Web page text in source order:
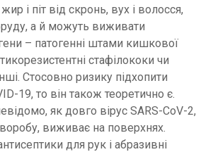
і піт від скронь, вух і волосся,
а й можуть виживати
– патогенні штами кишкової
стафілококи чи
Стосовно ризику підхопити
19, то він також теоретично є.
як довго вірус SARS-CoV-2,
виживає на поверхнях.
для рук і абразивні